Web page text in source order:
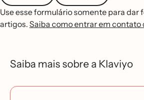
Use esse formulário somente para dar
artigos. Saiba como entrar em contato
Saiba mais sobre a Klaviyo